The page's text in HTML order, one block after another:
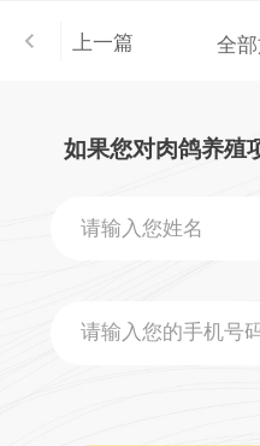
上一篇 全
如果您对肉鸽养殖